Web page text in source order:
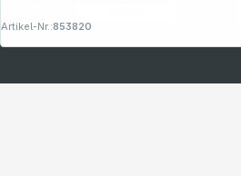
Artikel-Nr.:853820